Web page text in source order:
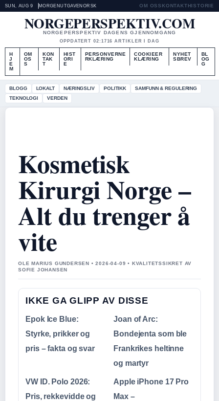
SUN, AUG 9 MORGENUTGAVENORSK OM OSS KONTAKTHISTORIE
NORGEPERSPEKTIV.COM
NORGEPERSPEKTIV DAGENS GJENNOMGANG
OPPDATERT 02:1716 ARTIKLER I DAG
H
J
E
M
OM
OS
S
KON
TAK
T
HIST
ORI
E
PERSONVERNE
RKLÆRING
COOKIEER
KLÆRING
NYHET
SBREV
BL
OG
G
BLOGG LOKALT NÆRINGSLIV POLITIKK
SAMFUNN & REGULERING
TEKNOLOGI
VERDEN
Kosmetisk
Kirurgi Norge –
Alt du trenger å
vite
OLE MARIUS GUNDERSEN • 2026-04-09 • KVALITETSSIKRET AV
SOFIE JOHANSEN
IKKE GA GLIPP AV DISSE
Epok Ice Blue:
Styrke, prikker og
pris – fakta og svar
Joan of Arc:
Bondejenta som ble
Frankrikes heltinne
og martyr
VW ID. Polo 2026:
Pris, rekkevidde og
Apple iPhone 17 Pro
Max –